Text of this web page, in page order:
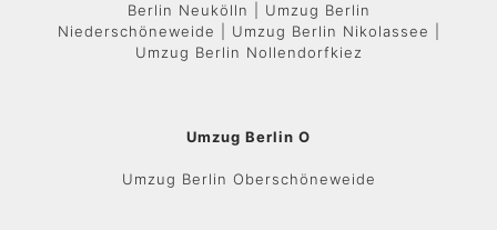
Berlin Neukölln | Umzug Berlin
Niederschöneweide | Umzug Berlin Nikolassee |
Umzug Berlin Nollendorfkiez
Umzug Berlin O
Umzug Berlin Oberschöneweide